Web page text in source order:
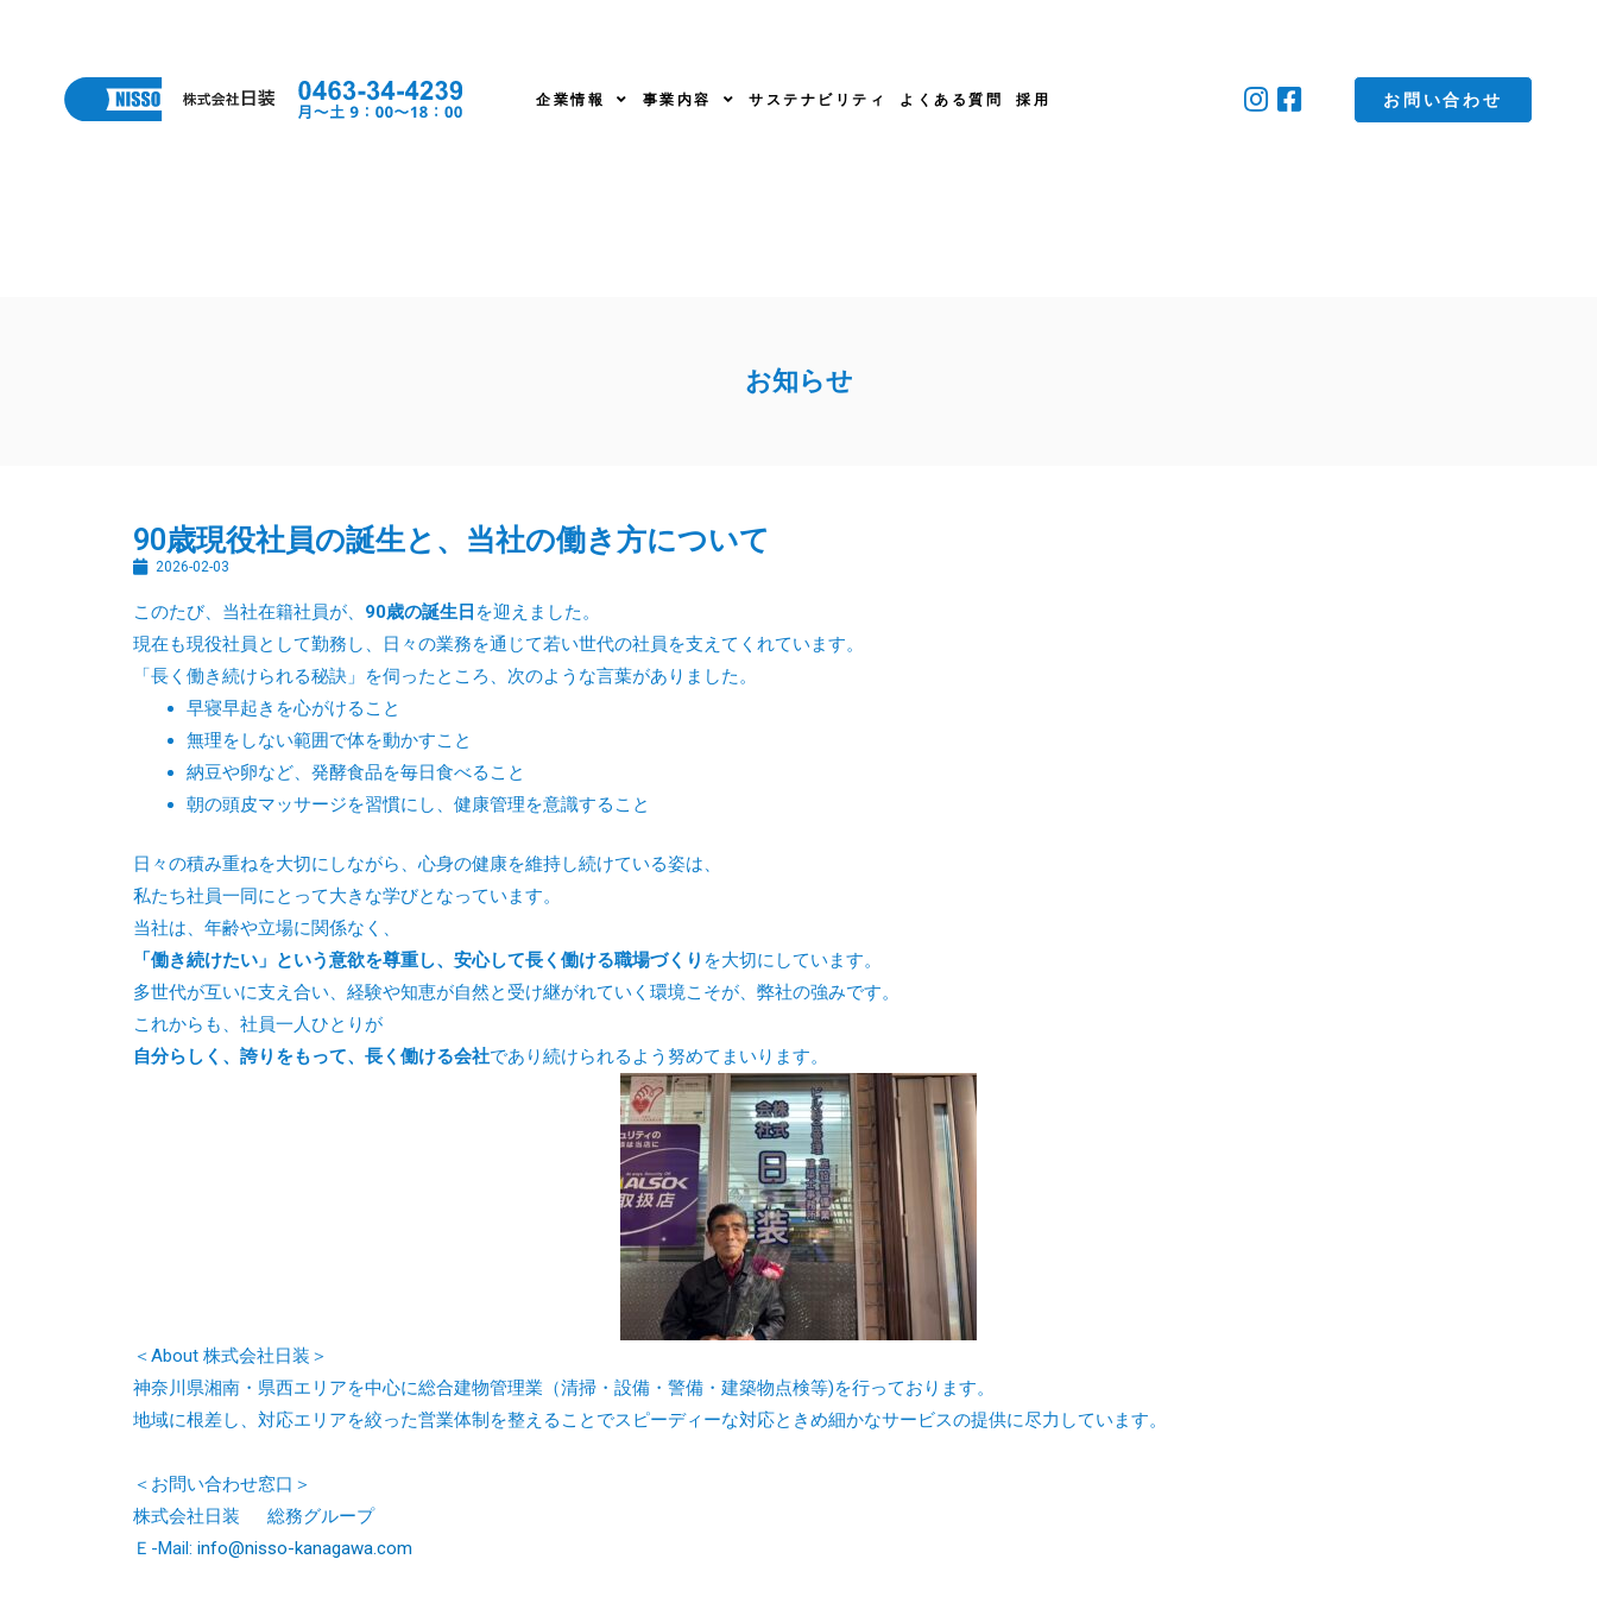
企業情報 事業内容 サステナビリティ よくある質問 採用 お問い合わせ
お知らせ
90歳現役社員の誕生と、当社の働き方について
2026-02-03
このたび、当社在籍社員が、 90歳の誕生日 を迎えました。
現在も現役社員として勤務し、日々の業務を通じて若い世代の社員を支えてくれています。
「長く働き続けられる秘訣」を伺ったところ、次のような言葉がありました。
早寝早起きを心がけること
無理をしない範囲で体を動かすこと
納豆や卵など、発酵食品を毎日食べること
朝の頭皮マッサージを習慣にし、健康管理を意識すること
日々の積み重ねを大切にしながら、心身の健康を維持し続けている姿は、
私たち社員一同にとって大きな学びとなっています。
当社は、年齢や立場に関係なく、
「働き続けたい」という意欲を尊重し、安心して長く働ける職場づくり を大切にしています。
多世代が互いに支え合い、経験や知恵が自然と受け継がれていく環境こそが、弊社の強みです。
これからも、社員一人ひとりが
自分らしく、誇りをもって、長く働ける会社であり続けられるよう努めてまいります。
＜About 株式会社日装＞
神奈川県湘南・県西エリアを中心に総合建物管理業（清掃・設備・警備・建築物点検等)を行っております。
地域に根差し、対応エリアを絞った営業体制を整えることでスピーディーな対応ときめ細かなサービスの提供に尽力しています。
＜お問い合わせ窓口＞
株式会社日装 総務グループ
Ｅ-Mail: info@nisso-kanagawa.com